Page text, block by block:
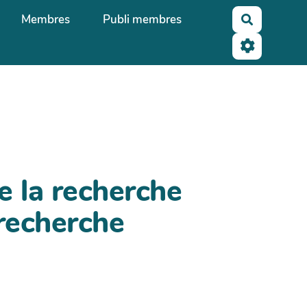
Membres Publi membres
la recherche